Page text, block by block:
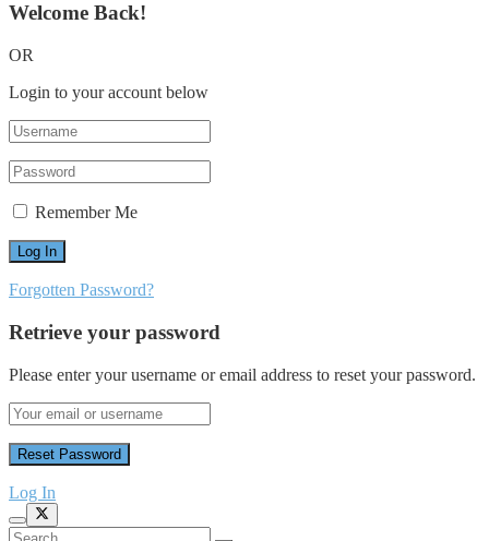
Welcome Back!
OR
Login to your account below
Remember Me
Forgotten Password?
Retrieve your password
Please enter your username or email address to reset your password.
Log In